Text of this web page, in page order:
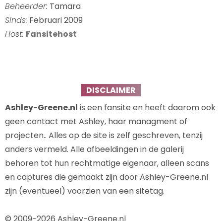
Beheerder: Tamara
Sinds: Februari 2009
Host: Fansitehost
DISCLAIMER
Ashley-Greene.nl is een fansite en heeft daarom ook
geen contact met Ashley, haar managment of
projecten.. Alles op de site is zelf geschreven, tenzij
anders vermeld. Alle afbeeldingen in de galerij
behoren tot hun rechtmatige eigenaar, alleen scans
en captures die gemaakt zijn door Ashley-Greene.nl
zijn (eventueel) voorzien van een sitetag.